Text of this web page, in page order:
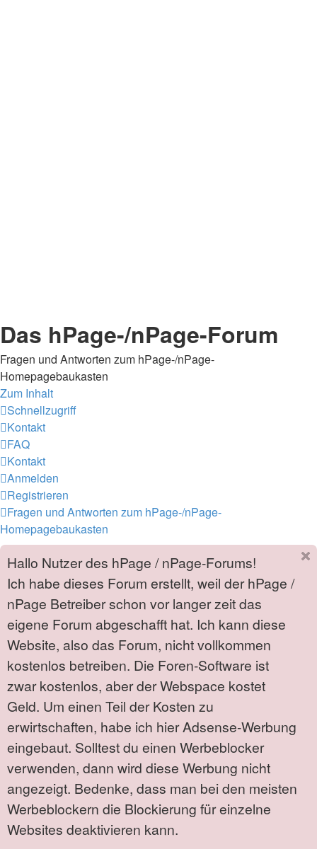
Das hPage-/nPage-Forum
Fragen und Antworten zum hPage-/nPage-
Homepagebaukasten
Zum Inhalt
Schnellzugriff
Kontakt
FAQ
Kontakt
Anmelden
Registrieren
Fragen und Antworten zum hPage-/nPage-
Homepagebaukasten
Hallo Nutzer des hPage / nPage-Forums!
Ich habe dieses Forum erstellt, weil der hPage /
nPage Betreiber schon vor langer zeit das
eigene Forum abgeschafft hat. Ich kann diese
Website, also das Forum, nicht vollkommen
kostenlos betreiben. Die Foren-Software ist
zwar kostenlos, aber der Webspace kostet
Geld. Um einen Teil der Kosten zu
erwirtschaften, habe ich hier Adsense-Werbung
eingebaut. Solltest du einen Werbeblocker
verwenden, dann wird diese Werbung nicht
angezeigt. Bedenke, dass man bei den meisten
Werbeblockern die Blockierung für einzelne
Websites deaktivieren kann.